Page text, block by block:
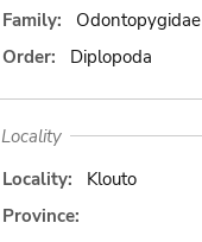
Family:
Odontopygidae
Order:
Diplopoda
Locality
Locality:
Klouto
Province: